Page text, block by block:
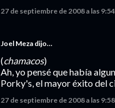
27 de septiembre de 2008 a las 9:54
Joel Meza dijo…
(chamacos)
Ah, yo pensé que había
Porky's, el mayor éxito del
27 de septiembre de 2008 a las 9:58